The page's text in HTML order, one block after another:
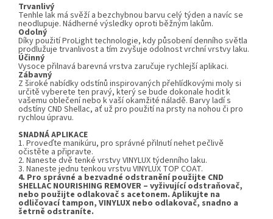
Trvanlivý
Tenhle lak má svěží a bezchybnou barvu celý týden a navíc se
neodlupuje. Nádherné výsledky oproti běžným lakům.
Odolný
Díky použití ProLight technologie, kdy působení denního světla
prodlužuje trvanlivost a tím zvyšuje odolnost vrchní vrstvy laku.
Účinný
Vysoce přilnavá barevná vrstva zaručuje rychlejší aplikaci.
Zábavný
Z široké nabídky odstínů inspirovaných přehlídkovými moly si
určitě vyberete ten pravý, který se bude dokonale hodit k
vašemu oblečení nebo k vaší okamžité náladě. Barvy ladí s
odstíny CND Shellac, ať už pro použití na prsty na nohou či pro
rychlou úpravu.
SNADNÁ APLIKACE
1. Proveďte manikúru, pro správné přilnutí nehet pečlivě
očistěte a připravte.
2. Naneste dvě tenké vrstvy VINYLUX týdenního laku.
3. Naneste jednu tenkou vrstvu VINYLUX TOP COAT.
4. Pro správné a bezvadné odstranění použijte CND
SHELLAC NOURISHING REMOVER – vyživující odstraňovač,
nebo použijte odlakovač s acetonem. Aplikujte na
odličovací tampon, VINYLUX nebo odlakovač, snadno a
šetrně odstraníte.